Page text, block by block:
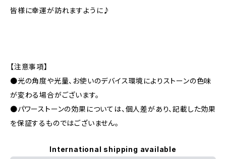
皆様に幸運が訪れますように♪
【注意事項】
●光の角度や光量、お使いのデバイス環境によりストーンの色味
が変わる場合がございます。
●パワーストーンの効果については、個人差があり、記載した効果
を保証するものではございません。
International shipping available